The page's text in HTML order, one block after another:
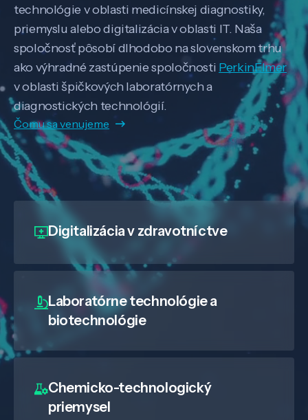
technológie v oblasti medicínskej diagnostiky,
priemyslu alebo digitalizácia v oblasti IT. Naša
spoločnosť pôsobí dlhodobo na slovenskom trhu
ako výhradné zastúpenie spoločnosti PerkinElmer
v oblasti špičkových laboratórnych a
diagnostických technológií.
Čomu sa venujeme
Digitalizáciav zdravotníctve
Laboratórne technológie a
biotechnológie
Chemicko-technologický
priemysel